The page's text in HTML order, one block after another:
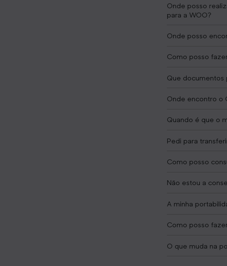
Onde posso
para a WOO?
Onde posso
Como posso
Que documentos
Onde encontro o
Quando é que o
Pedi para
Como posso
Não estou a
A minha
Como posso
O que muda na